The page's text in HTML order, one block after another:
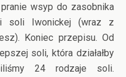
wsyp do zasobnika
soli Iwonickej (wraz z
Koniec przepisu. Od
soli, która działałby
24 rodzaje soli.